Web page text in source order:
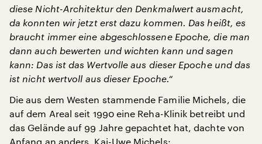
diese Nicht-Architektur den Denkmalwert ausmacht,
da konnten wir jetzt erst dazu kommen. Das heißt, es
braucht immer eine abgeschlossene Epoche, die man
dann auch bewerten und wichten kann und sagen
kann: Das ist das Wertvolle aus dieser Epoche und das
ist nicht wertvoll aus dieser Epoche.“
Die aus dem Westen stammende Familie Michels, die
auf dem Areal seit 1990 eine Reha-Klinik betreibt und
das Gelände auf 99 Jahre gepachtet hat, dachte von
Anfang an anders. Kai-Uwe Michels: